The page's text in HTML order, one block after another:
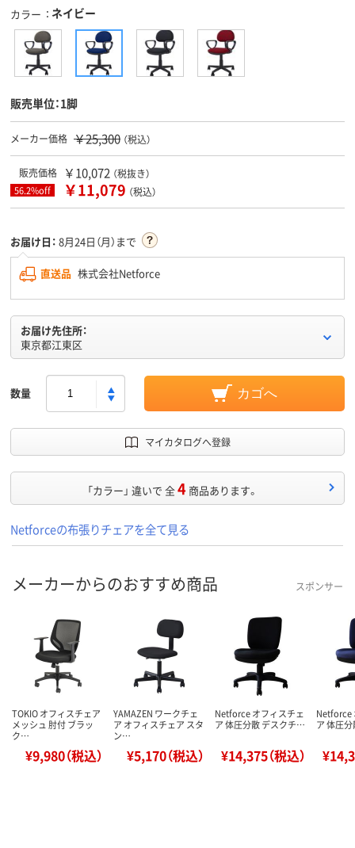
カラー ネイビー
販売単位：1脚
メーカー価格 ￥25,300 （税込）
販売価格 ￥10,072 （税抜き）
56.2%off ￥11,079 （税込）
お届け日： 8月24日（月）まで
直送品 株式会社Netforce
お届け先住所：
東京都江東区
数量 カゴへ
マイカタログへ登録
「カラー」 違いで 全4 商品あります。
Netforceの布張りチェアを全て見る
メーカーからのおすすめ商品 スポンサー
TOKIO オフィスチェア
メッシュ 肘付 ブラッ
ク…
¥9,980（税込）
YAMAZEN ワークチェ
ア オフィスチェア スタ
ン…
¥5,170（税込）
Netforce オフィスチェ
ア 体圧分散 デスクチ…
¥14,375（税込）
Netforce
ア 体圧